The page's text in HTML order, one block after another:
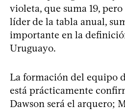
violeta, que suma 19, pero
líder de la tabla anual,
importante en la
Uruguayo.
La formación del equipo
está prácticamente
Dawson será el arquero;